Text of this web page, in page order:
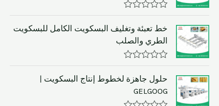
R
t
e
d
0
o
t
o
خط تعبئة وتغليف البسكويت الكامل للبسكويت
الطري والصلب
R
t
e
d
حلول جاهزة لخطوط إنتاج البسكويت |
GELGOOG